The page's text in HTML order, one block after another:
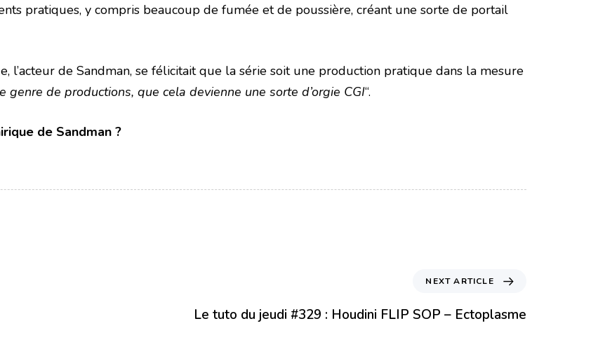
pratiques, y compris beaucoup de fumée et de poussière, créant une sorte de portail
l’acteur de Sandman, se félicitait que la série soit une production pratique dans la mesure
genre de productions, que cela devienne une sorte d’orgie CGI“.
de Sandman ?
NEXT ARTICLE
Le tuto du jeudi #329 : Houdini FLIP SOP – Ectoplasme